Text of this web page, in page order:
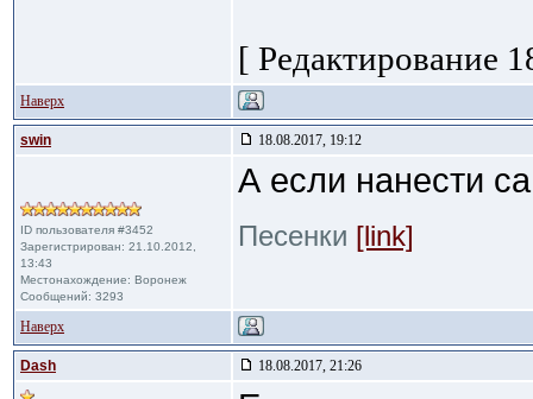
[ Редактирование
Наверх
swin 18.08.2017, 19:12
ID пользователя #3452
Зарегистрирован: 21.10.2012,
13:43
Местонахождение: Воронеж
Сообщений: 3293
А если нанести
Песенки [link]
Наверх
Dash 18.08.2017, 21:26